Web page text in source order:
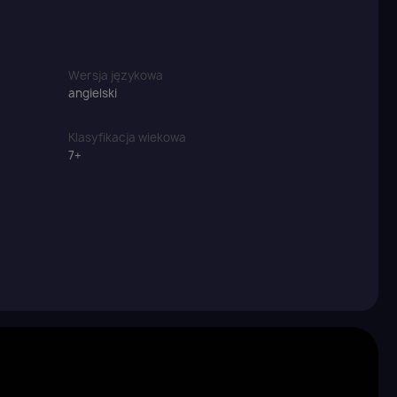
Wersja językowa
angielski
Klasyfikacja wiekowa
7+